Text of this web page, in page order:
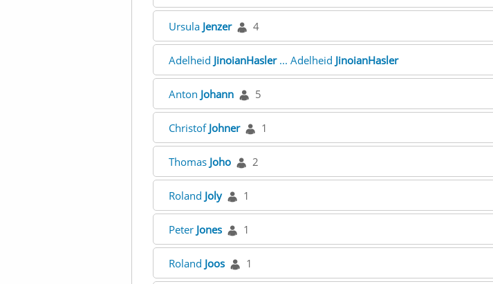
Ursula Jenzer 4
Adelheid JinoianHasler... Adelheid JinoianHasler
Anton Johann 5
Christof Johner 1
Thomas Joho 2
Roland Joly 1
Peter Jones 1
Roland Joos 1